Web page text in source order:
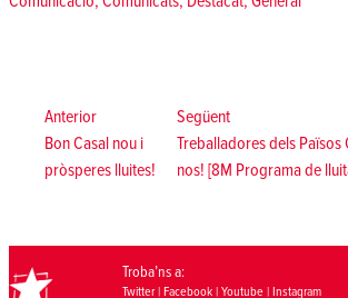
d'entradesAnteriorAnterior:
Bon Casal nou i
pròsperes lluites!
SegüentSegüent:
Treballadores dels Països
nos! [8M Programa de
Troba’ns a:
Twitter| Facebook| Youtube| Instagram